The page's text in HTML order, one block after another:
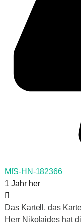
MfS-HN-182366
1 Jahr her
Das Kartell, das
Herr Nikolaides hat